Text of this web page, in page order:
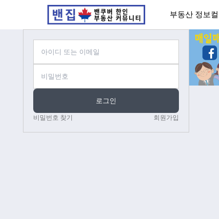
부동산 정보
로그인
비밀번호 찾기 회원가입